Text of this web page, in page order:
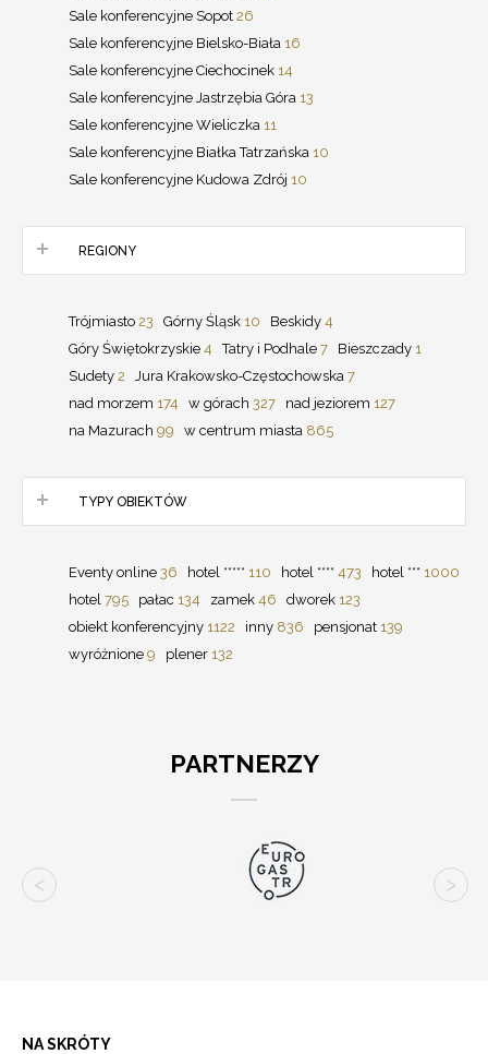
Sale konferencyjne Sopot 26
Sale konferencyjne Bielsko-Biała 16
Sale konferencyjne Ciechocinek 14
Sale konferencyjne Jastrzębia Góra 13
Sale konferencyjne Wieliczka 11
Sale konferencyjne Białka Tatrzańska 10
Sale konferencyjne Kudowa Zdrój 10
REGIONY
Trójmiasto 23 Górny Śląsk 10 Beskidy 4
Góry Świętokrzyskie 4 Tatry i Podhale 7 Bieszczady 1
Sudety 2 Jura Krakowsko-Częstochowska 7
nad morzem 174 w górach 327 nad jeziorem 127
na Mazurach 99 w centrum miasta 865
TYPY OBIEKTÓW
Eventy online 36 hotel ***** 110 hotel **** 473 hotel *** 1000
hotel 795 pałac 134 zamek 46 dworek 123
obiekt konferencyjny 1122 inny 836 pensjonat 139
wyróżnione 9 plener 132
PARTNERZY
NA SKRÓTY